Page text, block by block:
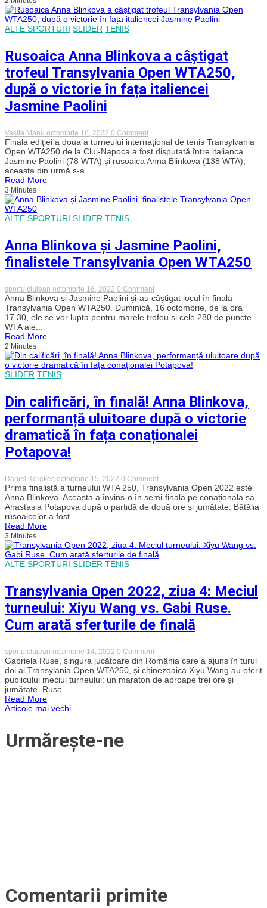
WTA
250
categorică
ALTE SPORTURI SLIDER TENIS
Rusoaica Anna Blinkova a câștigat
trofeul Transylvania Open WTA250,
după o victorie în fața italiencei
Jasmine Paolini
Vasile Manu octombrie 16, 2022 0 Commenton
Rusoaica
Anna
Blinkova
a
Open
în
fața
italiencei
Jasmine
Finala ediției a doua a turneului internațional de tenis Transylvania
Open WTA250 de la Cluj-Napoca a fost disputată între italianca
Jasmine Paolini (78 WTA) și rusoaica Anna Blinkova (138 WTA),
aceasta din urmă s-a...
Read More
3 Minutes
ALTE SPORTURI SLIDER TENIS
Anna Blinkova și Jasmine Paolini,
finalistele Transylvania Open WTA250
sportulclujean octombrie 16, 2022 0 Commenton
Anna
Blinkova
și
Jasmine
Open
WTA250
Anna Blinkova și Jasmine Paolini și-au câștigat locul în finala
Transylvania Open WTA250. Duminică, 16 octombrie, de la ora
17.30, ele se vor lupta pentru marele trofeu și cele 280 de puncte
WTA ale...
Read More
2 Minutes
SLIDER TENIS
Din calificări, în finală! Anna Blinkova,
performanță uluitoare după o victorie
dramatică în fața conaționalei
Potapova!
Daniel Kerekes octombrie 15, 2022 0 Commenton
Din
calificări,
în
finală!
uluitoare
după
o
în
fața
conaționalei
Potapova!
Prima finalistă a turneului WTA 250, Transylvania Open 2022 este
Anna Blinkova. Aceasta a învins-o în semi-finală pe conaționala sa,
Anastasia Potapova după o partidă de două ore și jumătate. Bătălia
rusoaicelor a fost...
Read More
3 Minutes
ALTE SPORTURI SLIDER TENIS
Transylvania Open 2022, ziua 4: Meciul
turneului: Xiyu Wang vs. Gabi Ruse.
Cum arată sferturile de finală
sportulclujean octombrie 14, 2022 0 Commenton
Transylvania
Open
2022,
ziua
Gabriela Ruse, singura jucătoare din România care a ajuns în turul
doi al Transylania Open WTA250, și chinezoaica Xiyu Wang au oferit
publicului meciul turneului: un maraton de aproape trei ore și
jumătate. Ruse...
Read More
Navigare
în
Articole mai vechi
Urmărește-ne
Comentarii primite